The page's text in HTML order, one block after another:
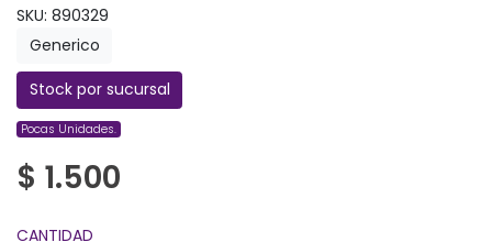
SKU: 890329
Generico
Stock por sucursal
Pocas Unidades.
$ 1.500
CANTIDAD